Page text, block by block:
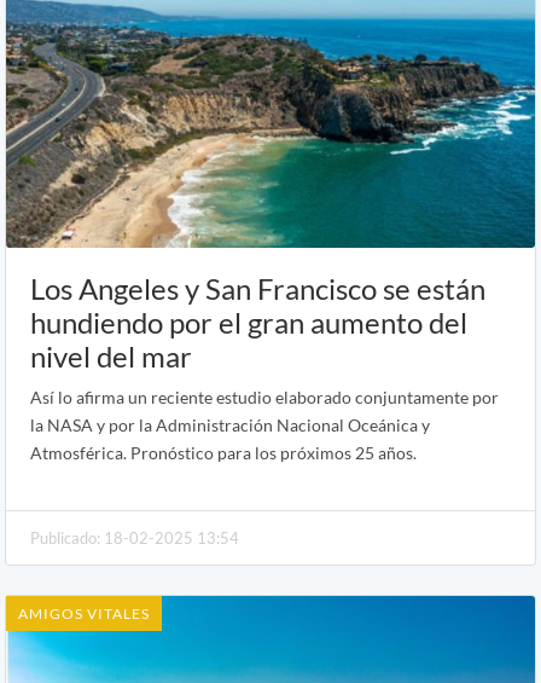
Los Angeles y San Francisco se están
hundiendo por el gran aumento del
nivel del mar
Así lo afirma un reciente estudio elaborado conjuntamente por
la NASA y por la Administración Nacional Oceánica y
Atmosférica. Pronóstico para los próximos 25 años.
Publicado: 18-02-2025 13:54
AMIGOS VITALES